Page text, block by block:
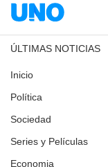
ÚLTIMAS NOTICIAS
Inicio
Política
Sociedad
Series y Películas
Economia